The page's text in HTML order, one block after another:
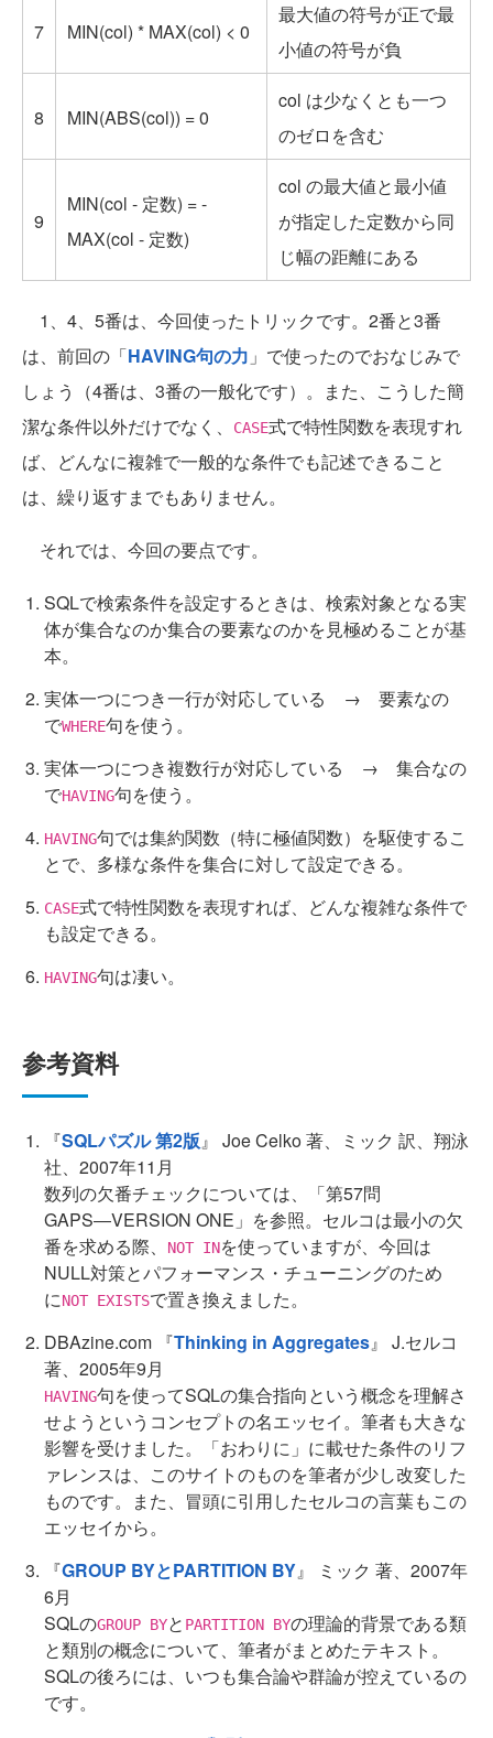
7 MIN(col) * MAX(col) < 0
最大値の符号が正で最
小値の符号が負
8 MIN(ABS(col)) = 0
col は少なくとも一つ
のゼロを含む
9
MIN(col - 定数) = -
MAX(col - 定数)
col の最大値と最小値
が指定した定数から同
じ幅の距離にある
1、4、5番は、今回使ったトリックです。2番と3番
は、前回の「HAVING句の力 」で使ったのでおなじみで
しょう（4番は、3番の一般化です）。また、こうした簡
潔な条件以外だけでなく、
CASE式で特性関数を表現すれ
ば、どんなに複雑で一般的な条件でも記述できること
は、繰り返すまでもありません。
それでは、今回の要点です。
SQLで検索条件を設定するときは、検索対象となる実
体が集合なのか集合の要素なのかを見極めることが基
本。
実体一つにつき一行が対応している → 要素なの
でWHERE句を使う。
実体一つにつき複数行が対応している → 集合なの
でHAVING句を使う。
HAVING句では集約関数（特に極値関数）を駆使するこ
とで、多様な条件を集合に対して設定できる。
CASE式で特性関数を表現すれば、どんな複雑な条件で
も設定できる。
HAVING句は凄い。
参考資料
『SQLパズル 第2版』 Joe Celko 著、ミック 訳、翔泳
社、2007年11月
数列の欠番チェックについては、「第57問
GAPS―VERSION ONE」を参照。セルコは最小の欠
番を求める際、
NOT INを使っていますが、今回は
NULL対策とパフォーマンス・チューニングのため
にNOT EXISTSで置き換えました。
DBAzine.com 『Thinking in Aggregates』 J.セルコ
著、2005年9月
HAVING句を使ってSQLの集合指向という概念を理解さ
せようというコンセプトの名エッセイ。筆者も大きな
影響を受けました。「おわりに」に載せた条件のリフ
ァレンスは、このサイトのものを筆者が少し改変した
ものです。また、冒頭に引用したセルコの言葉もこの
エッセイから。
『GROUP BYとPARTITION BY』 ミック 著、2007年
6月
SQLのGROUP BYと PARTITION BYの理論的背景である類
と類別の概念について、筆者がまとめたテキスト。
SQLの後ろには、いつも集合論や群論が控えているの
です。